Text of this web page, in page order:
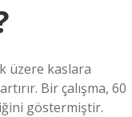
üzere kaslara
Bir çalışma, 60
göstermiştir.